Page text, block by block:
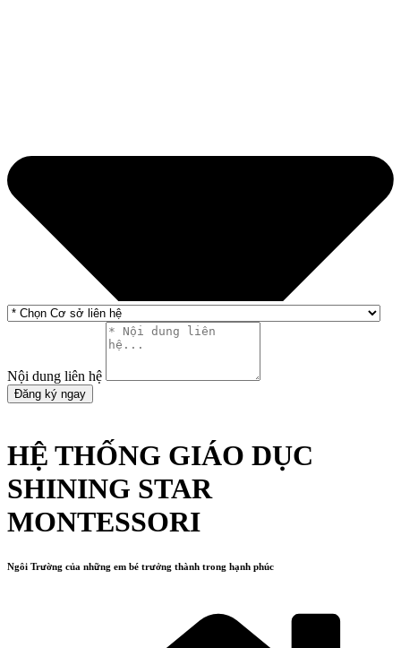
Nội dung liên hệ
Đăng ký ngay
HỆ THỐNG GIÁO DỤC
SHINING STAR
MONTESSORI
Ngôi Trường của những em bé trưởng thành trong hạnh phúc